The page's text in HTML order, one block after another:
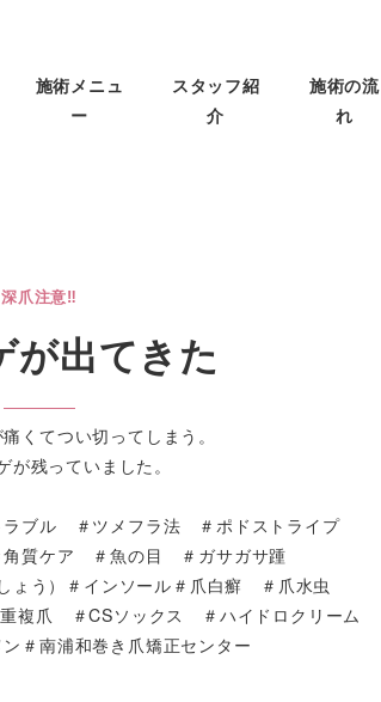
施術メニュ
ー
スタッフ紹
介
施術の流
れ
深爪注意‼
が出てきた
くてつい切ってしまう。
が残っていました。
ブル ＃ツメフラ法 ＃ポドストライプ
質ケア ＃魚の目 ＃ガサガサ踵
ょう）＃インソール＃爪白癬 ＃爪水虫
爪 ＃CSソックス ＃ハイドロクリーム
＃南浦和巻き爪矯正センター